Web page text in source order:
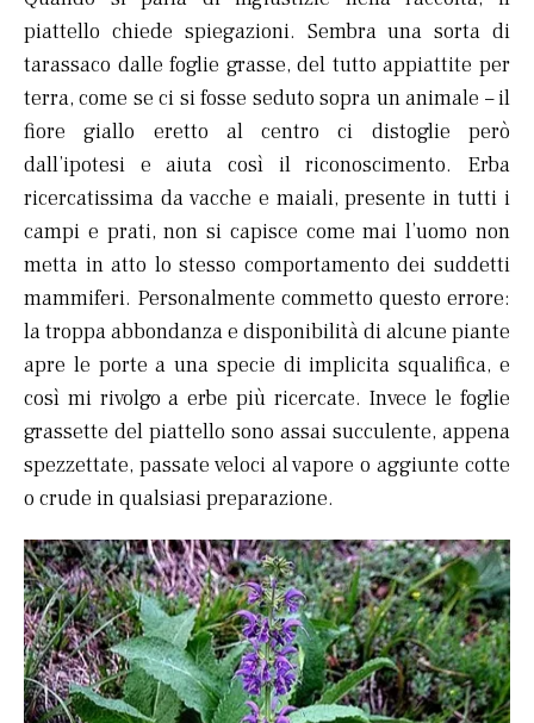
piattello chiede spiegazioni. Sembra una sorta di
tarassaco dalle foglie grasse, del tutto appiattite per
terra, come se ci si fosse seduto sopra un animale – il
fiore giallo eretto al centro ci distoglie però
dall’ipotesi e aiuta così il riconoscimento. Erba
ricercatissima da vacche e maiali, presente in tutti i
campi e prati, non si capisce come mai l’uomo non
metta in atto lo stesso comportamento dei suddetti
mammiferi. Personalmente commetto questo errore:
la troppa abbondanza e disponibilità di alcune piante
apre le porte a una specie di implicita squalifica, e
così mi rivolgo a erbe più ricercate. Invece le foglie
grassette del piattello sono assai succulente, appena
spezzettate, passate veloci al vapore o aggiunte cotte
o crude in qualsiasi preparazione.